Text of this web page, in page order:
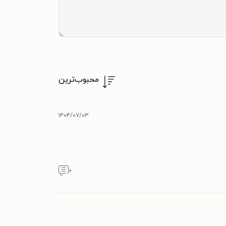
محبوب‌ترین
۱۴۰۴/۰۷/۰۳
۰